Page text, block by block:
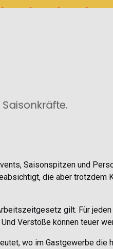
Saisonspitzen und
die aber trotzdem
gilt. Für
Verstöße können teuer
wo im Gastgewerbe die